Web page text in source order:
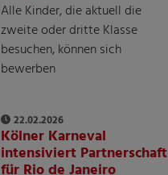
Alle Kinder, die aktuell die
zweite oder dritte Klasse
besuchen, können sich
bewerben
22.02.2026
Kölner Karneval
intensiviert Partnerschaft